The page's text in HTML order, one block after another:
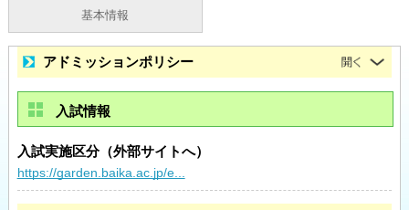
基本情報
アドミッションポリシー
入試情報
入試実施区分（外部サイトへ）
https://garden.baika.ac.jp/e...